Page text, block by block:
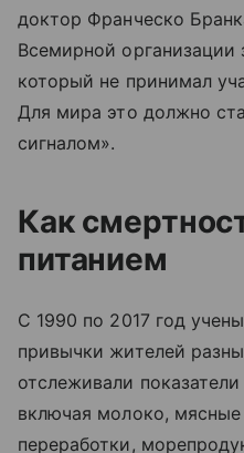
доктор Франческо
Всемирной организации
который не принимал
Для мира это должно
сигналом».
Как
питанием
С 1990 по 2017 год
привычки жителей
отслеживали
включая молоко,
переработки,